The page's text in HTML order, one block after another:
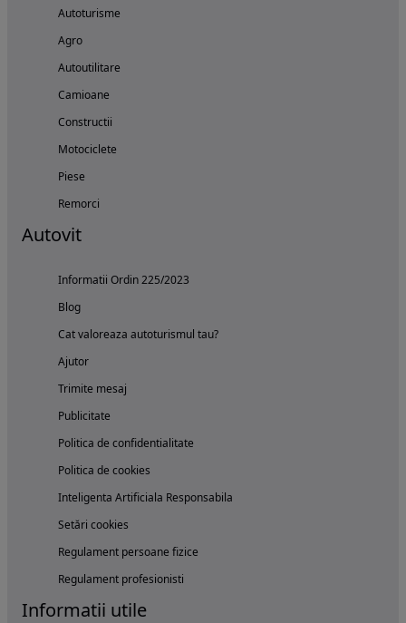
Autoturisme
Agro
Autoutilitare
Camioane
Constructii
Motociclete
Piese
Remorci
Autovit
Informatii Ordin 225/2023
Blog
Cat valoreaza autoturismul tau?
Ajutor
Trimite mesaj
Publicitate
Politica de confidentialitate
Politica de cookies
Inteligenta Artificiala Responsabila
Setări cookies
Regulament persoane fizice
Regulament profesionisti
Informatii utile